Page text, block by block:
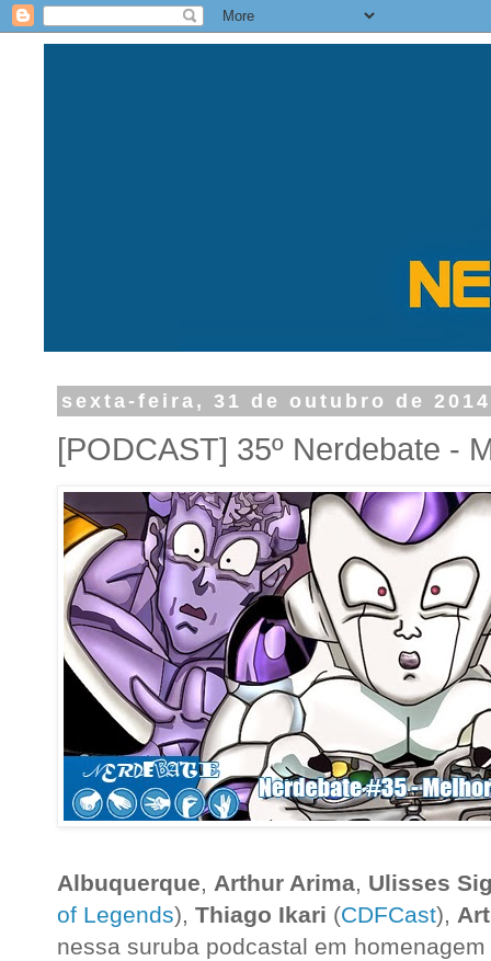
sexta-feira, 31 de outubro de 2014
[PODCAST] 35º Nerdebate -
Albuquerque, Arthur Arima, Ulisses
of Legends), Thiago Ikari (CDFCast),
nessa suruba podcastal em